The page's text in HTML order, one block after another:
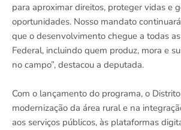
para aproximar direitos, proteger vidas e
oportunidades. Nosso mandato
que o desenvolvimento chegue a todas
Federal, incluindo quem produz, mora e
no campo”, destacou a deputada.
Com o lançamento do programa, o
modernização da área rural e na
aos serviços públicos, às plataformas